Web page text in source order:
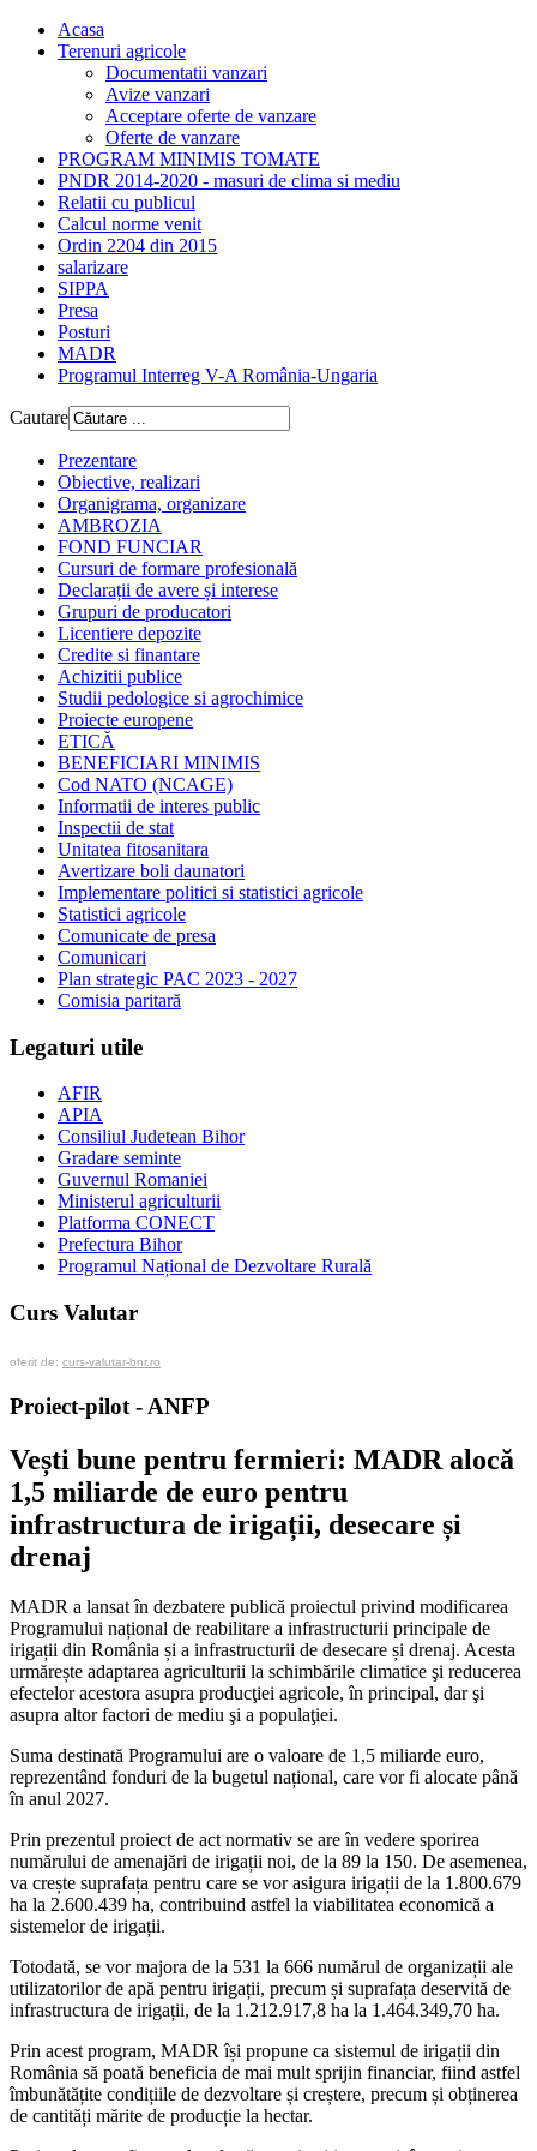
Acasa
Terenuri agricole
Documentatii vanzari
Avize vanzari
Acceptare oferte de vanzare
Oferte de vanzare
PROGRAM MINIMIS TOMATE
PNDR 2014-2020 - masuri de clima si mediu
Relatii cu publicul
Calcul norme venit
Ordin 2204 din 2015
salarizare
SIPPA
Presa
Posturi
MADR
Programul Interreg V-A România-Ungaria
Cautare
Prezentare
Obiective, realizari
Organigrama, organizare
AMBROZIA
FOND FUNCIAR
Cursuri de formare profesională
Declarații de avere și interese
Grupuri de producatori
Licentiere depozite
Credite si finantare
Achizitii publice
Studii pedologice si agrochimice
Proiecte europene
ETICĂ
BENEFICIARI MINIMIS
Cod NATO (NCAGE)
Informatii de interes public
Inspectii de stat
Unitatea fitosanitara
Avertizare boli daunatori
Implementare politici si statistici agricole
Statistici agricole
Comunicate de presa
Comunicari
Plan strategic PAC 2023 - 2027
Comisia paritară
Legaturi utile
AFIR
APIA
Consiliul Judetean Bihor
Gradare seminte
Guvernul Romaniei
Ministerul agriculturii
Platforma CONECT
Prefectura Bihor
Programul Național de Dezvoltare Rurală
Curs Valutar
oferit de: curs-valutar-bnr.ro
Proiect-pilot - ANFP
Vești bune pentru fermieri: MADR alocă
1,5 miliarde de euro pentru
infrastructura de irigații, desecare și
drenaj
MADR a lansat în dezbatere publică proiectul privind modificarea
Programului național de reabilitare a infrastructurii principale de
irigații din România și a infrastructurii de desecare și drenaj. Acesta
urmărește adaptarea agriculturii la schimbările climatice şi reducerea
efectelor acestora asupra producţiei agricole, în principal, dar şi
asupra altor factori de mediu şi a populaţiei.
Suma destinată Programului are o valoare de 1,5 miliarde euro,
reprezentând fonduri de la bugetul național, care vor fi alocate până
în anul 2027.
Prin prezentul proiect de act normativ se are în vedere sporirea
numărului de amenajări de irigații noi, de la 89 la 150. De asemenea,
va crește suprafața pentru care se vor asigura irigații de la 1.800.679
ha la 2.600.439 ha, contribuind astfel la viabilitatea economică a
sistemelor de irigații.
Totodată, se vor majora de la 531 la 666 numărul de organizații ale
utilizatorilor de apă pentru irigații, precum și suprafața deservită de
infrastructura de irigații, de la 1.212.917,8 ha la 1.464.349,70 ha.
Prin acest program, MADR își propune ca sistemul de irigații din
România să poată beneficia de mai mult sprijin financiar, fiind astfel
îmbunătățite condițiile de dezvoltare și creștere, precum și obținerea
de cantități mărite de producție la hectar.